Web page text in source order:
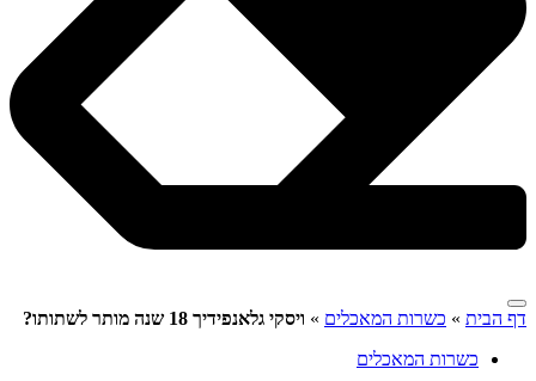
דף הבית » כשרות המאכלים » ויסקי גלאנפידיך 18 שנה מותר לשתותו?
כשרות המאכלים